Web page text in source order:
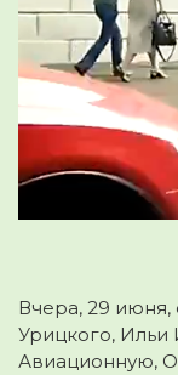
Вчера, 29
Урицкого,
Авиационную,